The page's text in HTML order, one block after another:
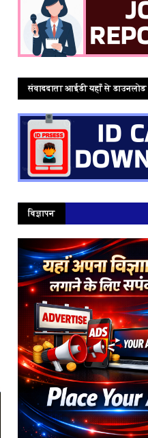
संवाददाता आईडी यहाँ से
विज्ञापन